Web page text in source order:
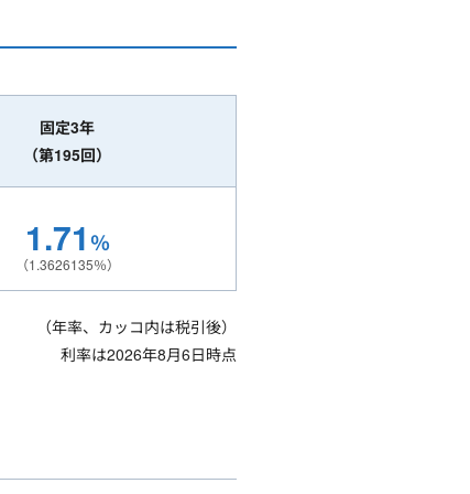
固定3年
（第195回）
1.71 ％
（1.3626135％）
（年率、カッコ内は税引後）
利率は2026年8月6日時点